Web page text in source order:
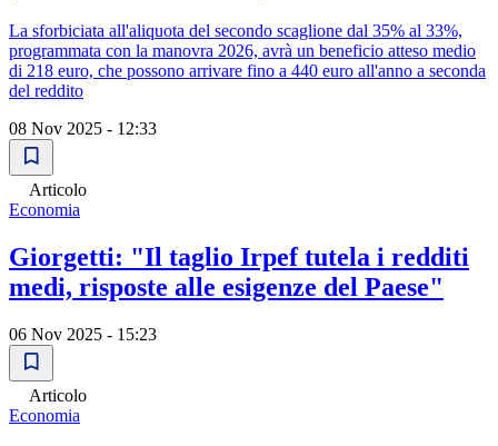
La sforbiciata all'aliquota del secondo scaglione dal 35% al 33%,
programmata con la manovra 2026, avrà un beneficio atteso medio
di 218 euro, che possono arrivare fino a 440 euro all'anno a seconda
del reddito
08 Nov 2025 - 12:33
Articolo
Economia
Giorgetti: "Il taglio Irpef tutela i redditi
medi, risposte alle esigenze del Paese"
06 Nov 2025 - 15:23
Articolo
Economia